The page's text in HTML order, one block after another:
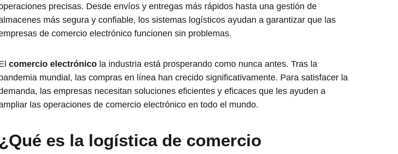
precisas. Desde envíos y entregas más rápidos hasta una gestión de
más segura y confiable, los sistemas logísticos ayudan a garantizar que las
de comercio electrónico funcionen sin problemas.
comercio electrónicola industria está prosperando como nunca antes. Tras la
mundial, las compras en línea han crecido significativamente. Para satisfacer la
las empresas necesitan soluciones eficientes y eficaces que les ayuden a
las operaciones de comercio electrónico en todo el mundo.
¿Qué es la logística de comercio